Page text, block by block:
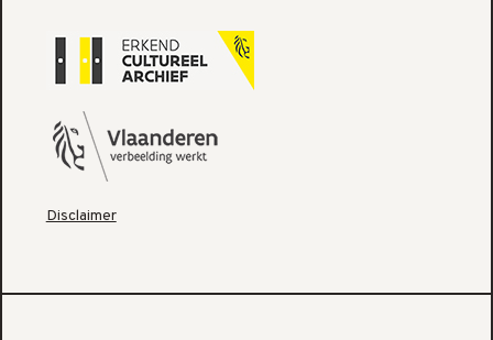
Disclaimer